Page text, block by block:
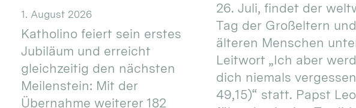
1. August 2026
Katholino feiert sein erstes
Jubiläum und erreicht
gleichzeitig den nächsten
Meilenstein: Mit der
Übernahme weiterer 182
26. Juli, findet der
Tag der Großeltern und
älteren Menschen
Leitwort „Ich aber
dich niemals
49,15)“ statt. Papst